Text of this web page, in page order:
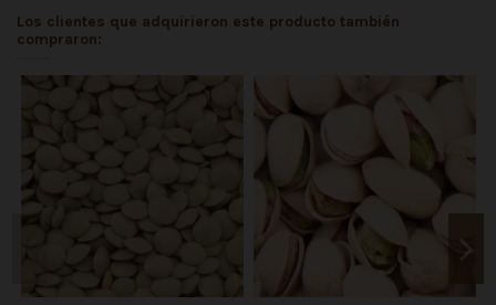
Los clientes que adquirieron este producto también
compraron: